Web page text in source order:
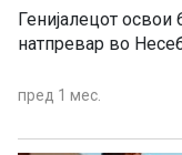
Генијалецот
натпревар во
пред 1 мес.